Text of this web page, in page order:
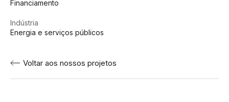
Financiamento
Indústria
Energia e serviços públicos
Voltar aos nossos projetos